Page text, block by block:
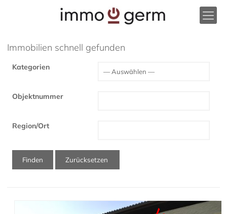
Immobilien schnell gefunden
Kategorien
Objektnummer
Region/Ort